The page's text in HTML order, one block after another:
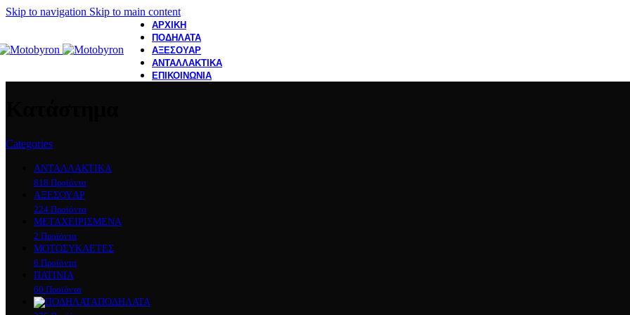
Skip to navigation Skip to main content
ΑΡΧΙΚΗ
ΠΟΔΗΛΑΤΑ
ΑΞΕΣΟΥΑΡ
ΑΝΤΑΛΛΑΚΤΙΚΑ
ΕΠΙΚΟΙΝΩΝΙΑ
Categories
ΑΝΤΑΛΛΑΚΤΙΚΑ
818 Προϊόντα
ΑΞΕΣΟΥAΡ
224 Προϊόντα
ΜΕΤΑΧΕΙΡΙΣΜΕΝΑ
2 Προϊόντα
ΜΟΤΟΣΥΚΛEΤΕΣ
6 Προϊόντα
ΠΑΤΙΝΙΑ
60 Προϊόντα
ΠΟΔΗΛΑΤΑ